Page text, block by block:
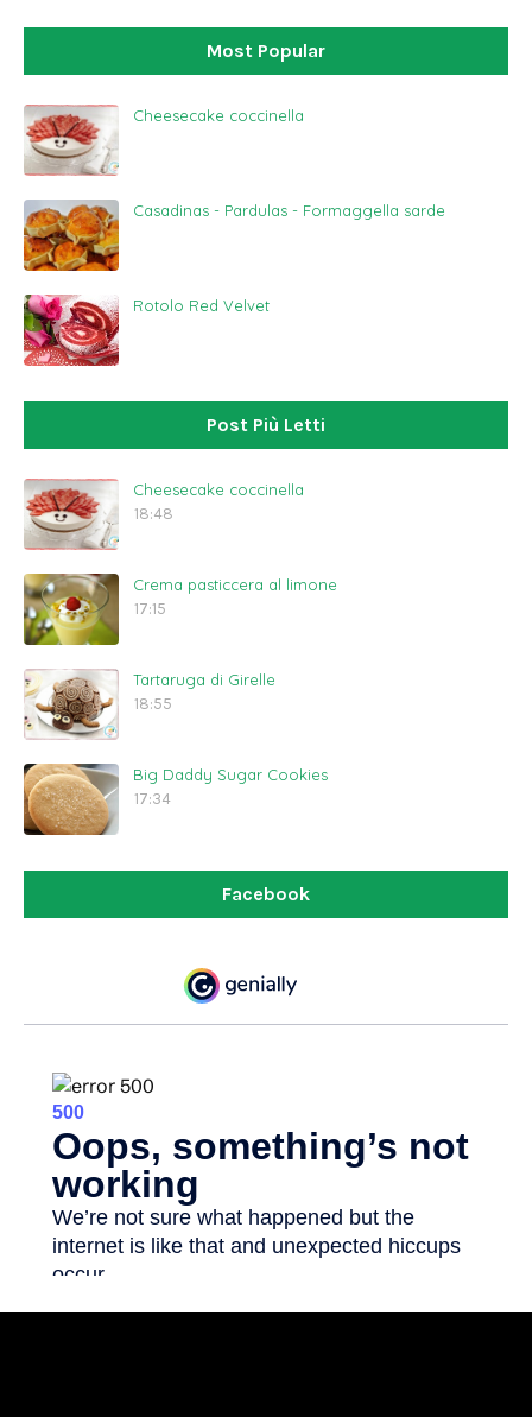
Most Popular
Cheesecake coccinella
Casadinas - Pardulas - Formaggella sarde
Rotolo Red Velvet
Post Più Letti
Cheesecake coccinella
18:48
Crema pasticcera al limone
17:15
Tartaruga di Girelle
18:55
Big Daddy Sugar Cookies
17:34
Facebook